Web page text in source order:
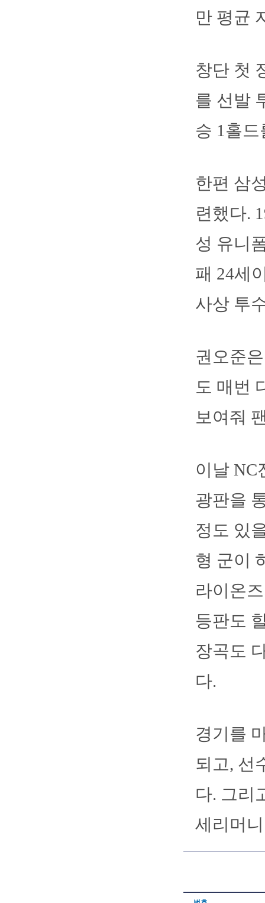
만 평균
창단 첫
를 선발
승 1홀
한편 삼
련했다.
성 유니
패 24세
사상 투
권오준
도 매번
보여줘
이날 NC
광판을
정도 있
형 군이
라이온
등판도
장곡도
다.
경기를
되고, 선
다. 그리
세리머